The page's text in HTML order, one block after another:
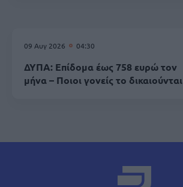
09 Αυγ 2026 04:30
ΔΥΠΑ: Επίδομα έως 758 ευρώ τον
μήνα – Ποιοι γονείς το δικαιούνται